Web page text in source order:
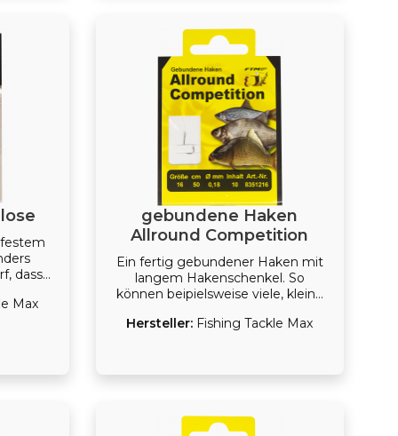
dass
sie
Max
gebundene Haken
Allround Competition
Ein fertig gebundener Haken mit
langem Hakenschenkel. So
können beipielsweise viele, kleine
Hersteller: Fishing Tackle Max